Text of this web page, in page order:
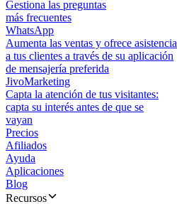
Gestiona las preguntas
más frecuentes
WhatsApp
Aumenta las ventas y ofrece asistencia
a tus clientes a través de su aplicación
de mensajería preferida
JivoMarketing
Capta la atención de tus visitantes:
capta su interés antes de que se
vayan
Precios
Afiliados
Ayuda
Aplicaciones
Blog
Recursos